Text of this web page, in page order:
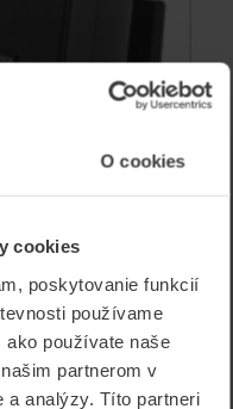
O cookies
cookies
poskytovanie funkcií
používame
používate naše
partnerom v
a analýzy. Títo partneri
Reproduktor
pár
pár